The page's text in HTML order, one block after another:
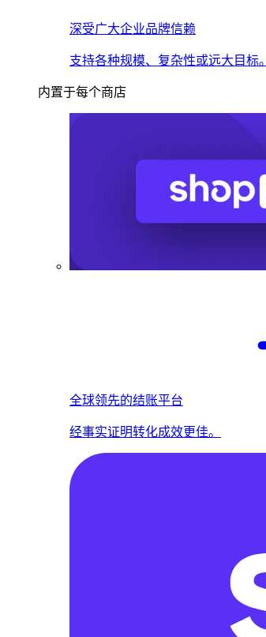
深受广大企业品牌信赖
支持各种规模、复杂性或远大目标。
内置于每个商店
全球领先的结账平台
经事实证明转化成效更佳。